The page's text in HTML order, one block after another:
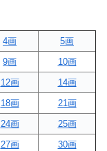
4画
5画
9画
10画
12画
14画
18画
21画
24画
25画
27画
30画